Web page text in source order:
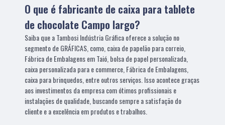
O que é fabricante de caixa para tablete
de chocolate Campo largo?
Saiba que a Tambosi Indústria Gráfica oferece a solução no
segmento de GRÁFICAS, como, caixa de papelão para correio,
Fábrica de Embalagens em Taió, bolsa de papel personalizada,
caixa personalizada para e commerce, Fábrica de Embalagens,
caixa para brinquedos, entre outros serviços. Isso acontece graças
aos investimentos da empresa com ótimos profissionais e
instalações de qualidade, buscando sempre a satisfação do
cliente e a excelência em produtos e trabalhos.